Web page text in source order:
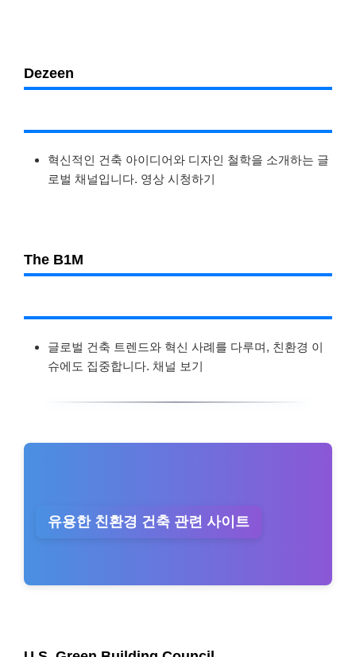
Dezeen
혁신적인 건축 아이디어와 디자인 철학을 소개하는 글
로벌 채널입니다. 영상 시청하기
The B1M
글로벌 건축 트렌드와 혁신 사례를 다루며, 친환경 이
슈에도 집중합니다. 채널 보기
유용한 친환경 건축 관련 사이트